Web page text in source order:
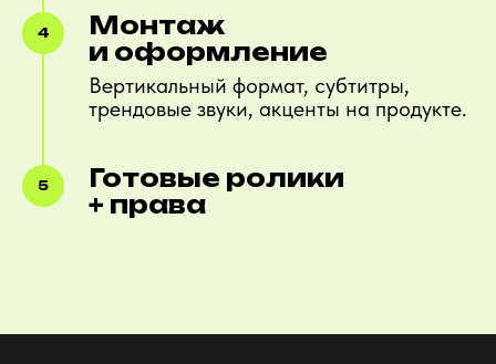
Монтаж
и оформление
Вертикальный формат, субтитры,
трендовые звуки, акценты на продукте.
Готовые ролики
+ права